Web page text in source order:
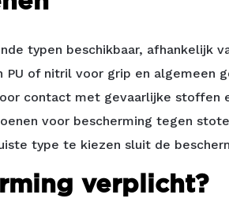
typen beschikbaar, afhankelijk
of nitril voor grip en algemeen
contact met gevaarlijke stoffen
voor bescherming tegen
type te kiezen sluit de
verplicht?